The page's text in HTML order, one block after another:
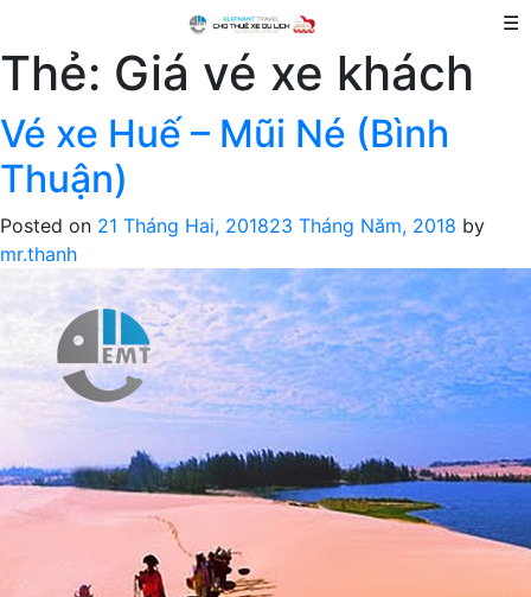
☰
Thẻ: Giá vé xe khách
Vé xe Huế – Mũi Né (Bình
Thuận)
Posted on 21 Tháng Hai, 201823 Tháng Năm, 2018 by
mr.thanh